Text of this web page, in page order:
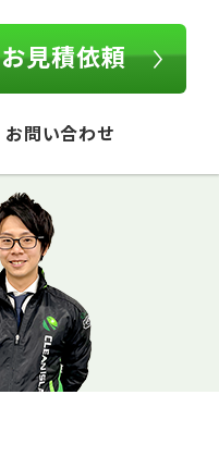
お見積依頼
お問い合わせ